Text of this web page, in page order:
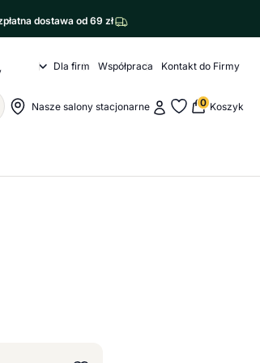
dostawa od 69 zł
nasKropla wiedzy Submenu
Dla firm Współpraca Kontakt do Firmy
Nawigacja sklepu
Nasze salony stacjonarneMoje konto
Moje ulubione -
0 Koszyk